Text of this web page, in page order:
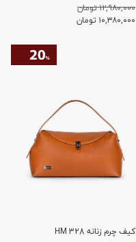
۱۲,۹۸۰,۰۰۰ تومان
۱۰,۳۸۰,۰۰۰ تومان
کیف چرم زنانه HM 328